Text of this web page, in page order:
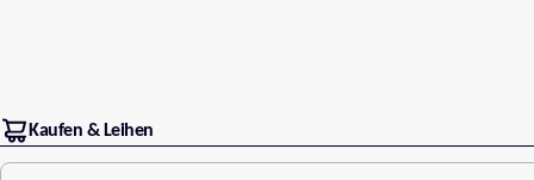
Kaufen & Leihen